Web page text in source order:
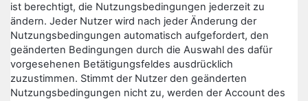
ist berechtigt, die Nutzungsbedingungen jederzeit zu
ändern. Jeder Nutzer wird nach jeder Änderung der
Nutzungsbedingungen automatisch aufgefordert, den
geänderten Bedingungen durch die Auswahl des dafür
vorgesehenen Betätigungsfeldes ausdrücklich
zuzustimmen. Stimmt der Nutzer den geänderten
Nutzungsbedingungen nicht zu, werden der Account des